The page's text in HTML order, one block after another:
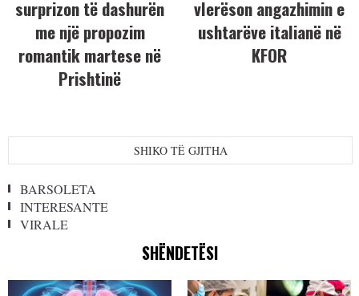
surprizon të dashurën
me një propozim
romantik martese në
Prishtinë
vlerëson angazhimin e
ushtarëve italianë në
KFOR
SHIKO TË GJITHA
BARSOLETA
INTERESANTE
VIRALE
SHËNDETËSI